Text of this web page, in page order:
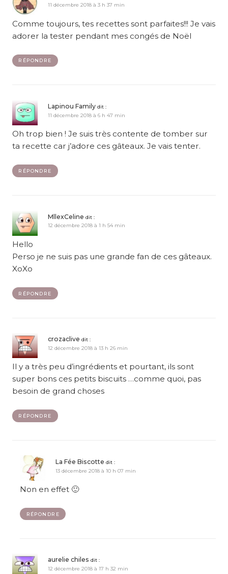
11 décembre 2018 à 3 h 37 min
Comme toujours, tes recettes sont parfaites!!! Je vais
adorer la tester pendant mes congés de Noël
RÉPONDRE
Lapinou Family dit :
11 décembre 2018 à 6 h 47 min
Oh trop bien ! Je suis très contente de tomber sur
ta recette car j’adore ces gâteaux. Je vais tenter.
RÉPONDRE
MllexCeline dit :
12 décembre 2018 à 1 h 54 min
Hello
Perso je ne suis pas une grande fan de ces gâteaux.
XoXo
RÉPONDRE
crozaclive dit :
12 décembre 2018 à 13 h 26 min
Il y a très peu d’ingrédients et pourtant, ils sont
super bons ces petits biscuits …comme quoi, pas
besoin de grand choses
RÉPONDRE
La Fée Biscotte dit :
13 décembre 2018 à 10 h 07 min
Non en effet 🙂
RÉPONDRE
aurelie chiles dit :
12 décembre 2018 à 17 h 32 min